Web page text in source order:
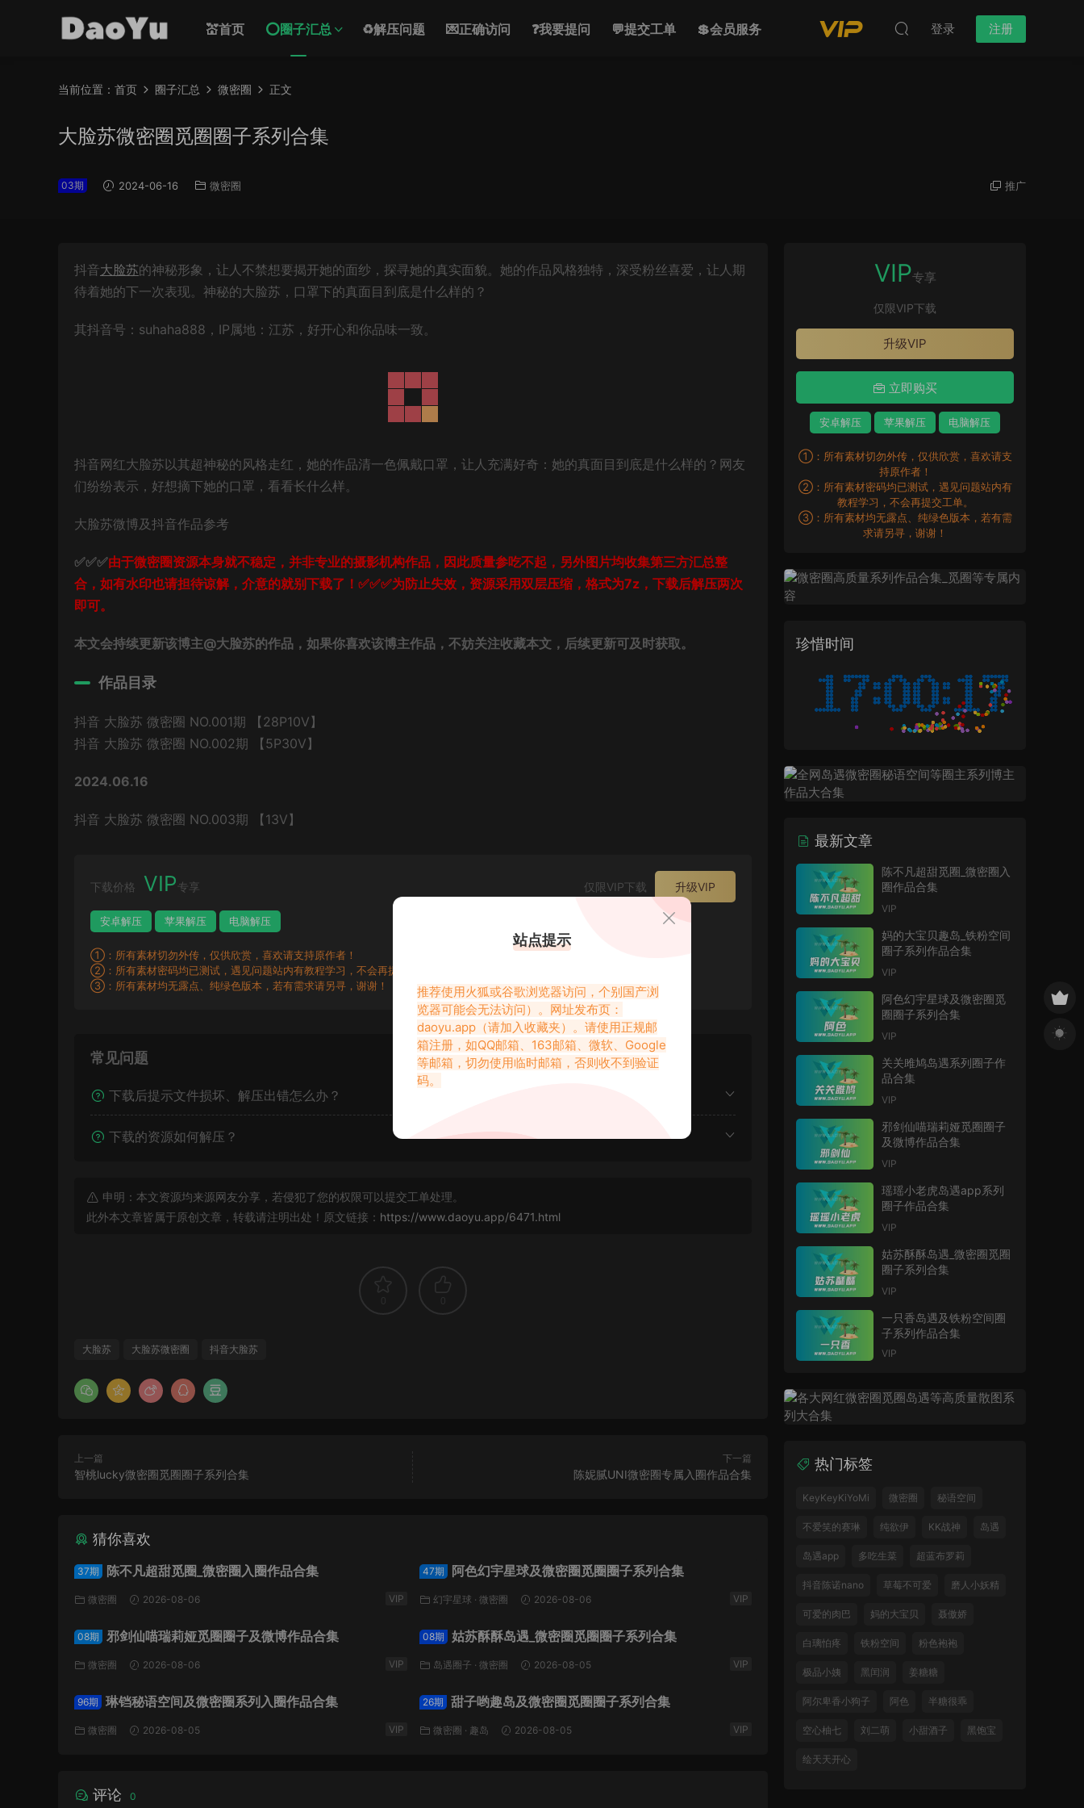
💒首页 ⭕圈子汇总 ♻解压问题 💌正确访问 ❓我要提问 💬提交工单 💲会员服务 登录 注册
当前位置： 首页 圈子汇总 微密圈 正文
大脸苏微密圈觅圈圈子系列合集
03期 2024-06-16 微密圈 推广
抖音大脸苏的神秘形象，让人不禁想要揭开她的面纱，探寻她的真实面貌。她的作品风格独特，深受粉丝喜爱，让人期
待着她的下一次表现。神秘的大脸苏，口罩下的真面目到底是什么样的？
其抖音号：suhaha888，IP属地：江苏，好开心和你品味一致。
抖音网红大脸苏以其超神秘的风格走红，她的作品清一色佩戴口罩，让人充满好奇：她的真面目到底是什么样的？网友
们纷纷表示，好想摘下她的口罩，看看长什么样。
大脸苏微博及抖音作品参考
✅✅✅由于微密圈资源本身就不稳定，并非专业的摄影机构作品，因此质量参吃不起，另外图片均收集第三方汇总整
合，如有水印也请担待谅解，介意的就别下载了！✅✅✅为防止失效，资源采用双层压缩，格式为7z，下载后解压两次
即可。
本文会持续更新该博主@大脸苏的作品，如果你喜欢该博主作品，不妨关注收藏本文，后续更新可及时获取。
作品目录
抖音 大脸苏 微密圈 NO.001期 【28P10V】
抖音 大脸苏 微密圈 NO.002期 【5P30V】
2024.06.16
抖音 大脸苏 微密圈 NO.003期 【13V】
下载价格 VIP 专享 仅限VIP下载 升级VIP
安卓解压 苹果解压 电脑解压
①：所有素材切勿外传，仅供欣赏，喜欢请支持原作者！
②：所有素材密码均已测试，遇见问题站内有教程学习，不会再提交工单。
③：所有素材均无露点、纯绿色版本，若有需求请另寻，谢谢！
常见问题
下载后提示文件损坏、解压出错怎么办？
下载的资源如何解压？
申明：本文资源均来源网友分享，若侵犯了您的权限可以提交工单处理。
此外本文章皆属于原创文章，转载请注明出处！原文链接： https://www.daoyu.app/6471.html
大脸苏 大脸苏微密圈 抖音大脸苏
上一篇
智桃lucky微密圈觅圈圈子系列合集
下一篇
陈妮腻UNI微密圈专属入圈作品合集
猜你喜欢
37期 陈不凡超甜觅圈_微密圈入圈作品合集
微密圈 2026-08-06 VIP
47期 阿色幻宇星球及微密圈觅圈圈子系列合集
幻宇星球 · 微密圈 2026-08-06 VIP
08期 邪剑仙喵瑞莉娅觅圈圈子及微博作品合集
微密圈 2026-08-06 VIP
08期 姑苏酥酥岛遇_微密圈觅圈圈子系列合集
岛遇圈子 · 微密圈 2026-08-05 VIP
96期 琳铛秘语空间及微密圈系列入圈作品合集
微密圈 2026-08-05 VIP
26期 甜子哟趣岛及微密圈觅圈圈子系列合集
微密圈 · 趣岛 2026-08-05 VIP
评论 0
VIP专享
仅限VIP下载
升级VIP
立即购买
安卓解压 苹果解压 电脑解压
①：所有素材切勿外传，仅供欣赏，喜欢请支
持原作者！
②：所有素材密码均已测试，遇见问题站内有
教程学习，不会再提交工单。
③：所有素材均无露点、纯绿色版本，若有需
求请另寻，谢谢！
珍惜时间
最新文章
陈不凡超甜觅圈_微密圈入
圈作品合集
VIP
妈的大宝贝趣岛_铁粉空间
圈子系列作品合集
VIP
阿色幻宇星球及微密圈觅
圈圈子系列合集
VIP
关关雎鸠岛遇系列圈子作
品合集
VIP
邪剑仙喵瑞莉娅觅圈圈子
及微博作品合集
VIP
瑶瑶小老虎岛遇app系列
圈子作品合集
VIP
姑苏酥酥岛遇_微密圈觅圈
圈子系列合集
VIP
一只香岛遇及铁粉空间圈
子系列作品合集
VIP
热门标签
KeyKeyKiYoMi 微密圈 秘语空间
不爱笑的赛琳 纯欲伊 KK战神 岛遇
岛遇app 多吃生菜 超蓝布罗莉
抖音陈诺nano 草莓不可爱 磨人小妖精
可爱的肉巴 妈的大宝贝 聂傲娇
白璃怕疼 铁粉空间 粉色袍袍
极品小姨 黑闰润 姜糖糖
阿尔卑香小狗子 阿色 半糖很乖
空心柚七 刘二萌 小甜酒子 黑饱宝
绘天天开心
站点提示
推荐使用火狐或谷歌浏览器访问，个别国产浏
览器可能会无法访问）。网址发布页：
daoyu.app （请加入收藏夹）。请使用正规邮
箱注册，如QQ邮箱、163邮箱、微软、Google
等邮箱，切勿使用临时邮箱，否则收不到验证
码。